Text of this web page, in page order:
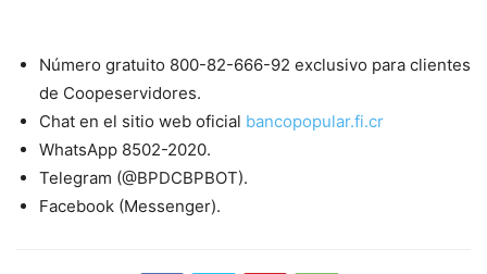
Número gratuito 800-82-666-92 exclusivo para clientes
de Coopeservidores.
Chat en el sitio web oficial bancopopular.fi.cr
WhatsApp 8502-2020.
Telegram (@BPDCBPBOT).
Facebook (Messenger).